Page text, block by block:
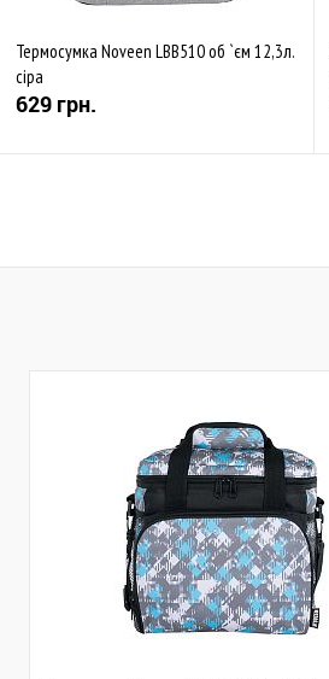
Термосумка Noveen LBB510 об `єм 12,3л.
сіра
629 грн.